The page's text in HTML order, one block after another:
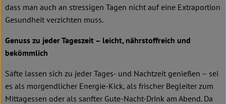
dass man auch an stressigen Tagen nicht auf eine Extraportion
Gesundheit verzichten muss.
Genuss zu jeder Tageszeit – leicht, nährstoffreich und
bekömmlich
Säfte lassen sich zu jeder Tages- und Nachtzeit genießen – sei
es als morgendlicher Energie-Kick, als frischer Begleiter zum
Mittagessen oder als sanfter Gute-Nacht-Drink am Abend. Da